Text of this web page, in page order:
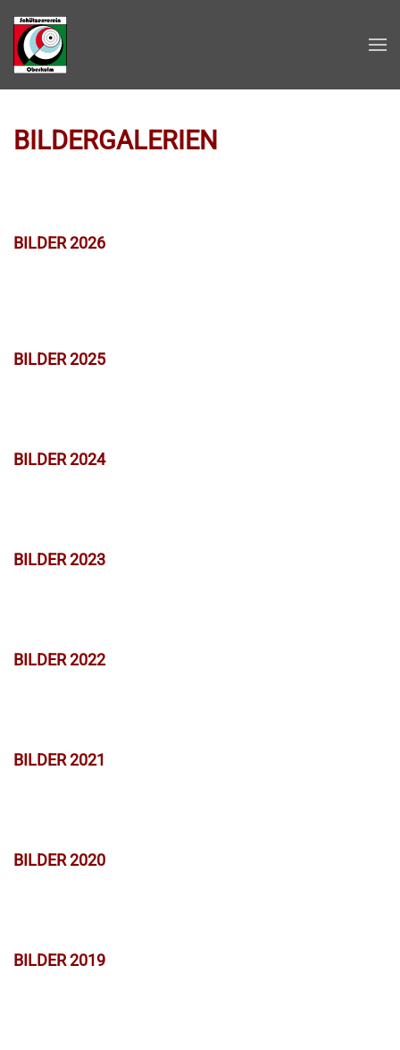
Zum Hauptinhalt springen
BILDERGALERIEN
BILDER 2026
BILDER 2025
BILDER 2024
BILDER 2023
BILDER 2022
BILDER 2021
BILDER 2020
BILDER 2019